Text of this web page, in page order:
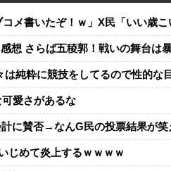
！ｗ」X民「いい歳こいてラブコメ（笑）
想 さらば五稜郭！戦いの舞台は
は純粋に競技をしてるので性的な
愛さがあるな
計に賛否→なんG民の投票結果が笑
じめて炎上するｗｗｗｗ